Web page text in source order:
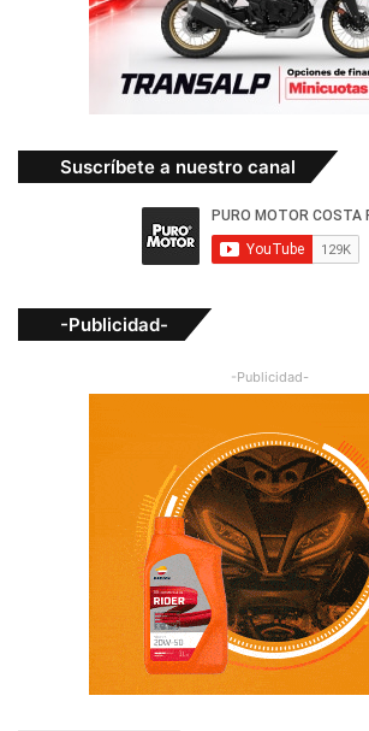
Suscríbete a nuestro canal
-Publicidad-
-Publicidad-